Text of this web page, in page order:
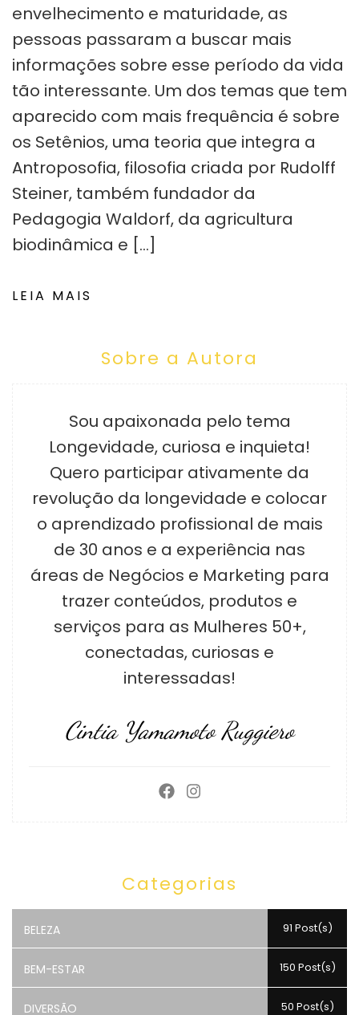
envelhecimento e maturidade, as
pessoas passaram a buscar mais
informações sobre esse período da vida
tão interessante. Um dos temas que tem
aparecido com mais frequência é sobre
os Setênios, uma teoria que integra a
Antroposofia, filosofia criada por Rudolff
Steiner, também fundador da
Pedagogia Waldorf, da agricultura
biodinâmica e […]
LEIA MAIS
Sobre a Autora
Sou apaixonada pelo tema
Longevidade, curiosa e inquieta!
Quero participar ativamente da
revolução da longevidade e colocar
o aprendizado profissional de mais
de 30 anos e a experiência nas
áreas de Negócios e Marketing para
trazer conteúdos, produtos e
serviços para as Mulheres 50+,
conectadas, curiosas e
interessadas!
Cintia Yamamoto Ruggiero
Categorias
BELEZA 91 Post(s)
BEM-ESTAR 150 Post(s)
DIVERSÃO 50 Post(s)